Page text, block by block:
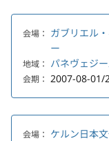
会場： ガブリエル
ー
地域： パネヴェジ
会期： 2007-08-01/
会場： ケルン日本